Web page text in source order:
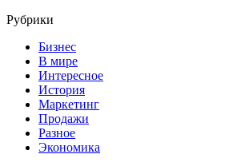
Рубрики
Бизнес
В мире
Интересное
История
Маркетинг
Продажи
Разное
Экономика